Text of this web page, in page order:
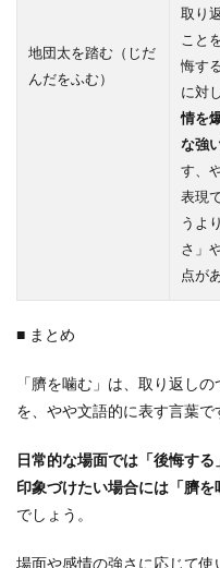
地団太を踏む（じだ
んだをふむ）
取り
こと
悔す
に対
情を
な強
す、
表現
うよ
さ」
点が
■ まとめ
「臍を噛む」は、取り返し
を、やや文語的に表す言葉で
日常的な場面では「後悔す
印象づけたい場合には「臍
でしょう。
場面や感情の強さに応じて